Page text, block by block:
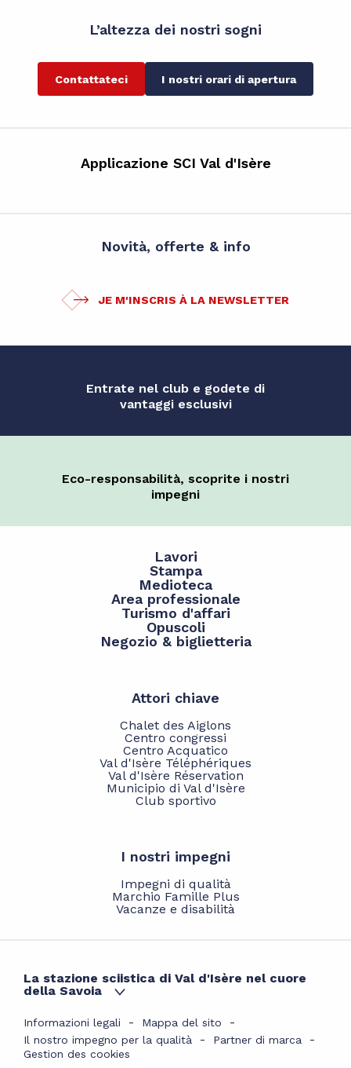
L’altezza dei nostri sogni
Contattateci I nostri orari di apertura
Applicazione SCI Val d'Isère
Novità, offerte & info
JE M'INSCRIS À LA NEWSLETTER
Entrate nel club e godete di
vantaggi esclusivi
Eco-responsabilità, scoprite i nostri
impegni
Lavori
Stampa
Medioteca
Area professionale
Turismo d'affari
Opuscoli
Negozio & biglietteria
Attori chiave
Chalet des Aiglons
Centro congressi
Centro Acquatico
Val d'Isère Téléphériques
Val d'Isère Réservation
Municipio di Val d'Isère
Club sportivo
I nostri impegni
Impegni di qualità
Marchio Famille Plus
Vacanze e disabilità
La stazione sciistica di Val d'Isère nel cuore
della Savoia
Informazioni legali
Mappa del sito
Il nostro impegno per la qualità
Partner di marca
Gestion des cookies